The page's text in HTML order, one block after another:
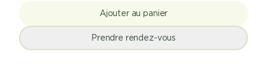
Ajouter au panier
Prendre rendez-vous